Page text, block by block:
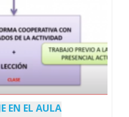
EN EL AULA